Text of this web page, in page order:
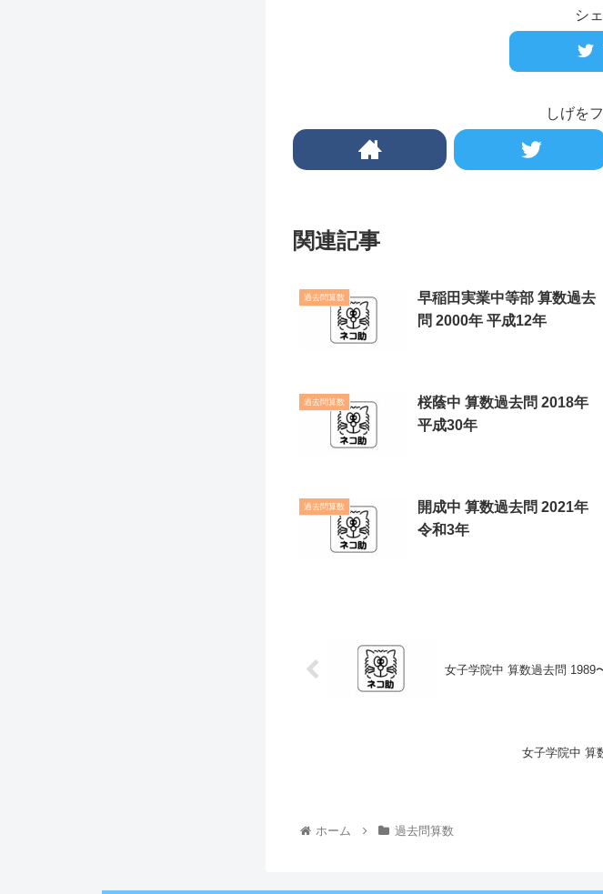
シ
しげを
関連記事
過去問算数
早稲田実業中等部 算数過去
問 2000年 平成12年
過去問算数
桜蔭中 算数過去問 2018年
平成30年
過去問算数
開成中 算数過去問 2021年
令和3年
女子学院中 算数過去問 1989
女子学院中 算
ホーム 過去問算数